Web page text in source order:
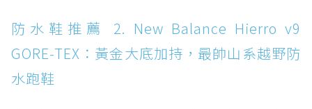
防水鞋推薦 14. SKECHERS BADGER
WATERPROOF：一踩即穿懶人神器！搭載固特
異大底與全防水厚底健走鞋
防水鞋推薦 15. Brooks Cascadia 19 GTX：注
防水鞋推薦 2. New Balance Hierro v9
GORE-TEX：黃金大底加持，最帥山系越野防
水跑鞋